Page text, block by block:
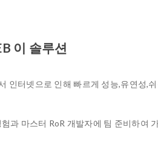
이 솔루션
인터넷으로 인해 빠르게 성능,유연성,
과 마스터 RoR 개발자에 팀 준비하여